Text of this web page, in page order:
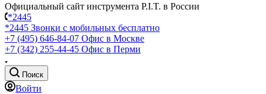
Официальный сайт инструмента P.I.T. в России
*2445
*2445 Звонки с мобильных бесплатно
+7 (495) 646-84-07 Офис в Москве
+7 (342) 255-44-45 Офис в Перми
Поиск
Войти